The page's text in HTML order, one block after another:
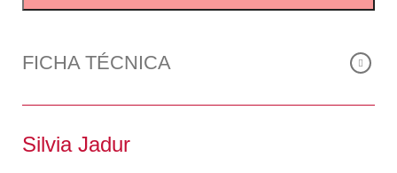
en torno a la fascinante biografía de un humanito y nos
buscadores de bebés: los increíbles vaivenes de la
reproducción, los modos de saber qué funciona mal, las
para los (esperemos) futuros papás y mamás. Y
FICHA TÉCNICA
Silvia Jadur